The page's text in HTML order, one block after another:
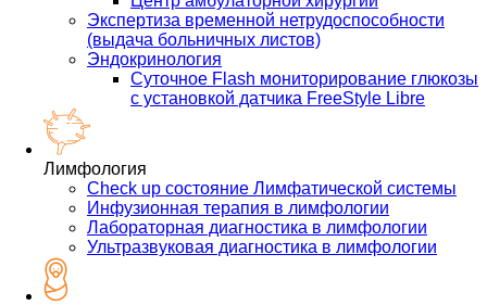
Экспертиза временной нетрудоспособности
(выдача больничных листов)
Эндокринология
Суточное Flash мониторирование глюкозы
с установкой датчика FreeStyle Libre
Лимфология
Check up состояние Лимфатической системы
Инфузионная терапия в лимфологии
Лабораторная диагностика в лимфологии
Ультразвуковая диагностика в лимфологии